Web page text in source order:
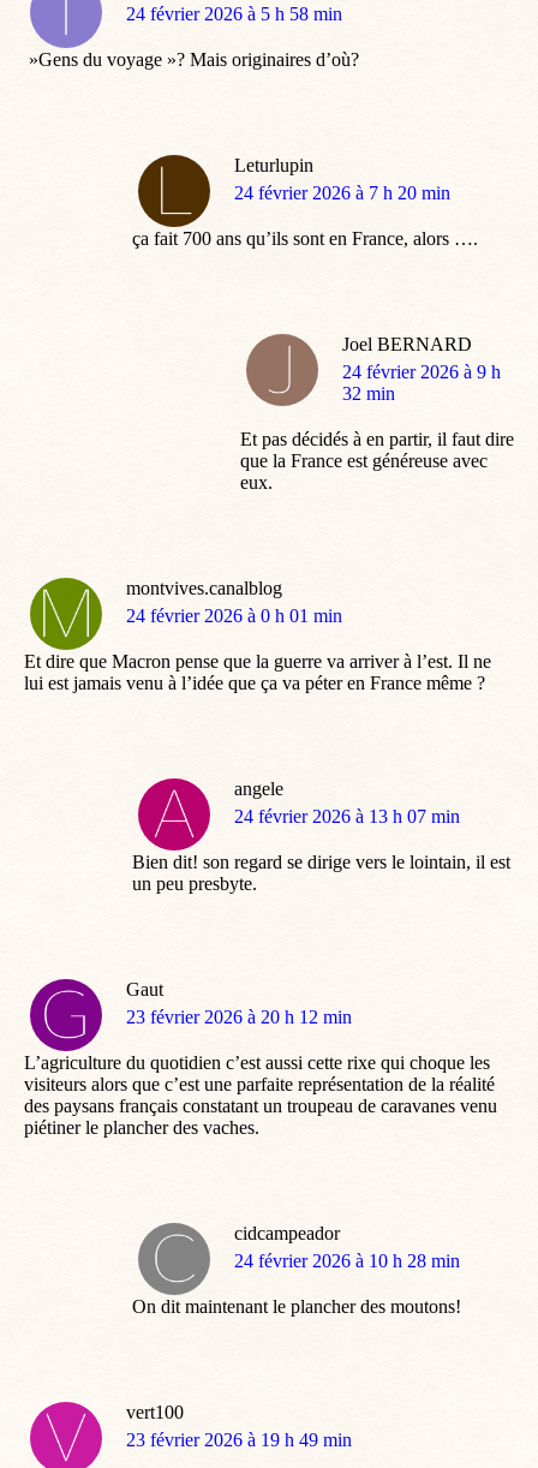
dit
24 février 2026 à 5 h 58 min
»Gens du voyage »? Mais originaires d’où?
Leturlupin
dit
24 février 2026 à 7 h 20 min
ça fait 700 ans qu’ils sont en France, alors ….
Joel BERNARD
dit
:
24 février 2026 à 9 h
32 min
Et pas décidés à en partir, il faut dire
que la France est généreuse avec
eux.
montvives.canalblog
dit
24 février 2026 à 0 h 01 min
Et dire que Macron pense que la guerre va arriver à l’est. Il ne
lui est jamais venu à l’idée que ça va péter en France même ?
angele
dit
24 février 2026 à 13 h 07 min
Bien dit! son regard se dirige vers le lointain, il est
un peu presbyte.
Gaut
dit
23 février 2026 à 20 h 12 min
L’agriculture du quotidien c’est aussi cette rixe qui choque les
visiteurs alors que c’est une parfaite représentation de la réalité
des paysans français constatant un troupeau de caravanes venu
piétiner le plancher des vaches.
cidcampeador
dit
24 février 2026 à 10 h 28 min
On dit maintenant le plancher des moutons!
vert100
dit
23 février 2026 à 19 h 49 min